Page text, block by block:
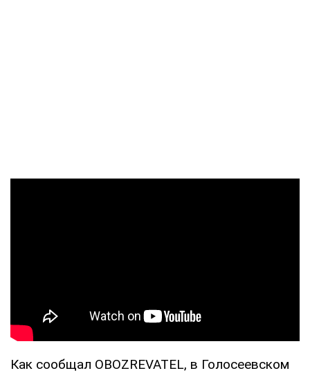
Как сообщал OBOZREVATEL, в Голосеевском